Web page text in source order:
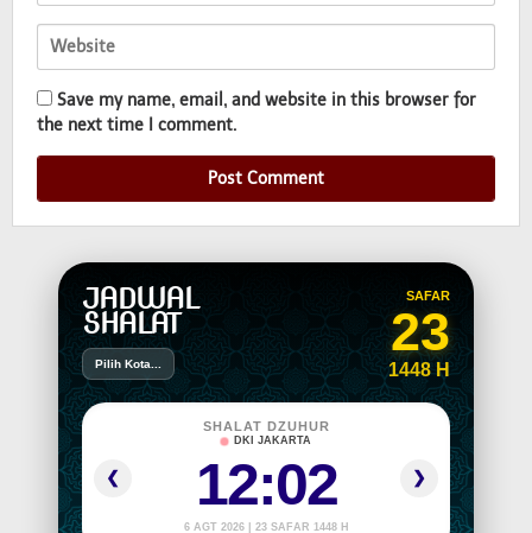
Save my name, email, and website in this browser for
the next time I comment.
JADWAL
SHALAT
Pilih Kota...
SAFAR
23
1448 H
❮
SHALAT DZUHUR
DKI JAKARTA
12:02
6 AGT 2026 | 23 SAFAR 1448 H
❯